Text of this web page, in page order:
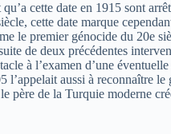
cette date en 1915 sont
cette date marque
le premier génocide du
de deux précédentes
à l’examen d’une
aussi à reconnaître
de la Turquie moderne